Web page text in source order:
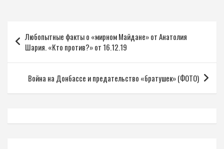
Навигация
по
записям
Любопытные факты о «мирном Майдане» от Анатолия
Шария. «Кто против?» от 16.12.19
Война на Донбассе и предательство «братушек» (ФОТО)